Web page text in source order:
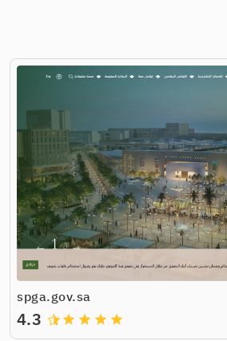
spga.gov.sa
grade
grade
grade
grade
4.3